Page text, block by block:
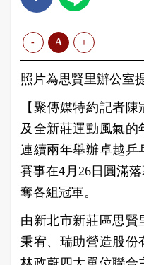
- A +
照片為思賢里辦公室
【聚傳媒特約記者
及全新莊運動風氣
連續兩年舉辦卓越乒
賽事在4月26日圓滿
奪各組冠軍。
由新北市新莊區思賢
秉宥、瑞助營造股份